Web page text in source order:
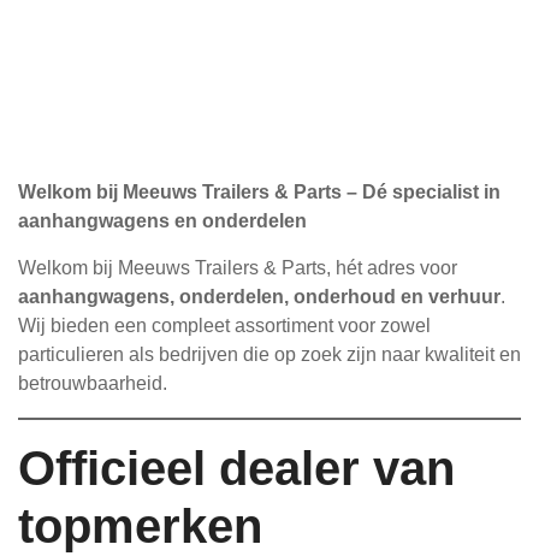
Welkom bij Meeuws Trailers & Parts – Dé specialist in
aanhangwagens en onderdelen
Welkom bij Meeuws Trailers & Parts, hét adres voor
aanhangwagens, onderdelen, onderhoud en verhuur.
Wij bieden een compleet assortiment voor zowel
particulieren als bedrijven die op zoek zijn naar kwaliteit en
betrouwbaarheid.
Officieel dealer van
topmerken